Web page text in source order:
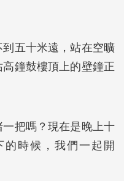
五十米遠，站在空曠
鐘鼓樓頂上的壁鐘正
把嗎？現在是晚上十
時候，我們一起開